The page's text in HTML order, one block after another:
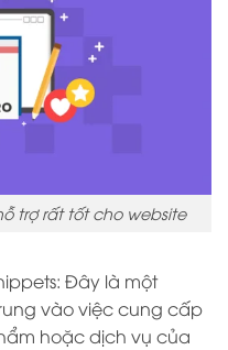
trợ rất tốt cho website
Đây là một
vào việc cung cấp
hoặc dịch vụ của